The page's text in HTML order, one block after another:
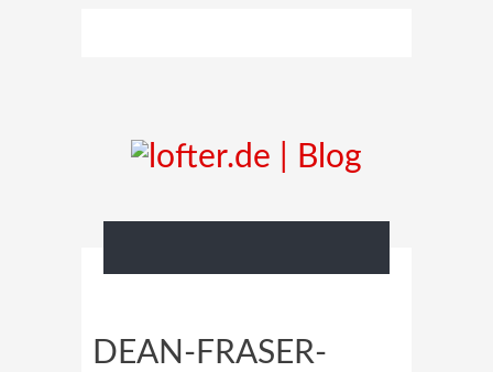
DEAN-FRASER-